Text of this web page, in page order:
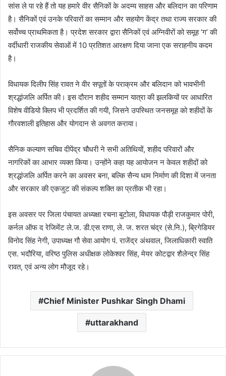
सांस ले पा रहे हैं तो यह हमारे वीर सैनिकों के अदम्य साहस और बलिदान का परिणाम
है। सैनिकों एवं उनके परिवारों का सम्मान और सहयोग केंद्र तथा राज्य सरकार की
सर्वोच्च प्राथमिकता है। प्रदेश सरकार द्वारा सैनिकों एवं अग्निवीरों को समूह ‘ग’ की
वर्दीधारी राजकीय सेवाओं में 10 प्रतिशत आरक्षण दिया जाना एक सराहनीय कदम
है।
विधायक दिलीप सिंह रावत ने वीर सपूतों के पराक्रम और बलिदान को भावभीनी
श्रद्धांजलि अर्पित की। इस दौरान शहीद सम्मान यात्रा की झलकियों पर आधारित
विशेष वीडियो क्लिप भी प्रदर्शित की गयी, जिसने उपस्थित जनसमूह को शहीदों के
गौरवशाली इतिहास और योगदान से अवगत कराया।
सैनिक कल्याण सचिव दीपेंद्र चौधरी ने सभी अतिथियों, शहीद परिवारों और
नागरिकों का आभार व्यक्त किया। उन्होंने कहा यह आयोजन न केवल शहीदों को
श्रद्धांजलि अर्पित करने का अवसर बना, बल्कि सैन्य धाम निर्माण की दिशा में जनता
और सरकार की एकजुट की संकल्प शक्ति का प्रतीक भी रहा।
इस अवसर पर जिला पंचायत अध्यक्षा रचना बुटोला, विधायक पौड़ी राजकुमार पोरी,
कर्नल ऑफ द रेजिमेंट ले.ज. डी.एस राणा, ले. ज. शरत चंद्र (से.नि.), ब्रिगेडियर
विनोद सिंह नेगी, उपाध्यक्ष गौ सेवा आयोग पं. राजेंद्र अंथवाल, जिलाधिकारी स्वाति
एस. भदौरिया, वरिष्ठ पुलिस अधीक्षक लोकेश्वर सिंह, मेयर कोटद्वार शैलेन्द्र सिंह
रावत, एवं अन्य लोग मौजूद रहे।
Chief Minister Pushkar Singh Dhami
uttarakhand